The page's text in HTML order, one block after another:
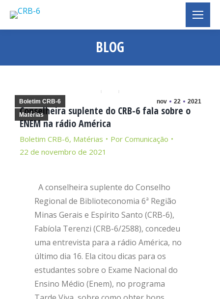
BLOG
Você está aqui:
nov 22 2021
Boletim CRB-6
Matérias
Conselheira suplente do CRB-6 fala sobre o
ENEM na rádio América
Boletim CRB-6, Matérias Por Comunicação
22 de novembro de 2021
A conselheira suplente do Conselho
Regional de Biblioteconomia 6ª Região
Minas Gerais e Espírito Santo (CRB-6),
Fabíola Terenzi (CRB-6/2588), concedeu
uma entrevista para a rádio América, no
último dia 16. Ela citou dicas para os
estudantes sobre o Exame Nacional do
Ensino Médio (Enem), no programa